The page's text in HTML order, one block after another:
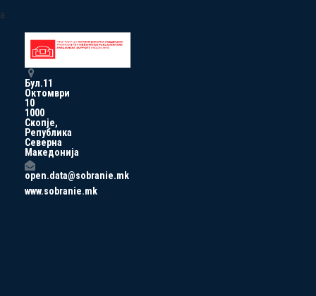
a
Бул.11
Октомври
10
1000
Скопје,
Република
Северна
Македонија
open.data@sobranie.mk
www.sobranie.mk